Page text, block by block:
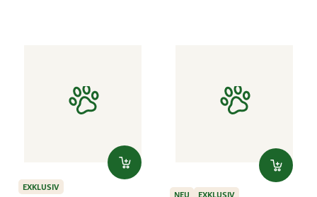
EXKLUSIV
NEU
EXKLUSIV